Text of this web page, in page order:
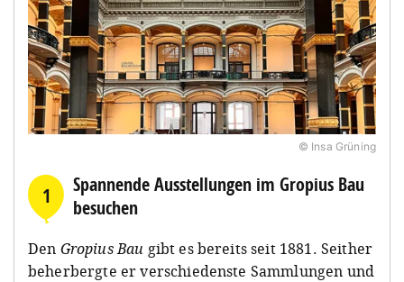
© Insa Grüning
1
Spannende Ausstellungen im Gropius Bau
besuchen
Den Gropius Bau gibt es bereits seit 1881. Seither
beherbergte er verschiedenste Sammlungen und